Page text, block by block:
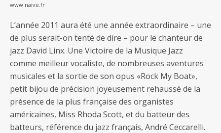
www.naive.fr
L’année 2011 aura été une année extraordinaire – une
de plus serait-on tenté de dire – pour le chanteur de
jazz David Linx. Une Victoire de la Musique Jazz
comme meilleur vocaliste, de nombreuses aventures
musicales et la sortie de son opus «Rock My Boat»,
petit bijou de précision joyeusement rehaussé de la
présence de la plus française des organistes
américaines, Miss Rhoda Scott, et du batteur des
batteurs, référence du jazz français, André Ceccarelli.